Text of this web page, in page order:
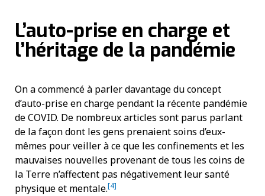
L’auto-prise en charge et
l’héritage de la pandémie
On a commencé à parler davantage du concept
d’auto-prise en charge pendant la récente pandémie
de COVID. De nombreux articles sont parus parlant
de la façon dont les gens prenaient soins d’eux-
mêmes pour veiller à ce que les confinements et les
mauvaises nouvelles provenant de tous les coins de
la Terre n’affectent pas négativement leur santé
physique et mentale.[4]